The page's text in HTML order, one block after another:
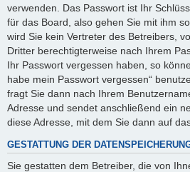
verwenden. Das Passwort ist Ihr
für das Board, also gehen Sie mit ihm
wird Sie kein Vertreter des Betreibers,
Dritter berechtigterweise nach Ihrem
Ihr Passwort vergessen haben, so
habe mein Passwort vergessen“
fragt Sie dann nach Ihrem
Adresse und sendet anschließend ein
diese Adresse, mit dem Sie dann auf
GESTATTUNG DER
Sie gestatten dem Betreiber, die von